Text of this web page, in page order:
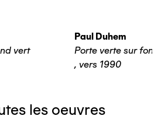
vert
Paul Duhem
Porte verte sur
, vers 1990
les oeuvres